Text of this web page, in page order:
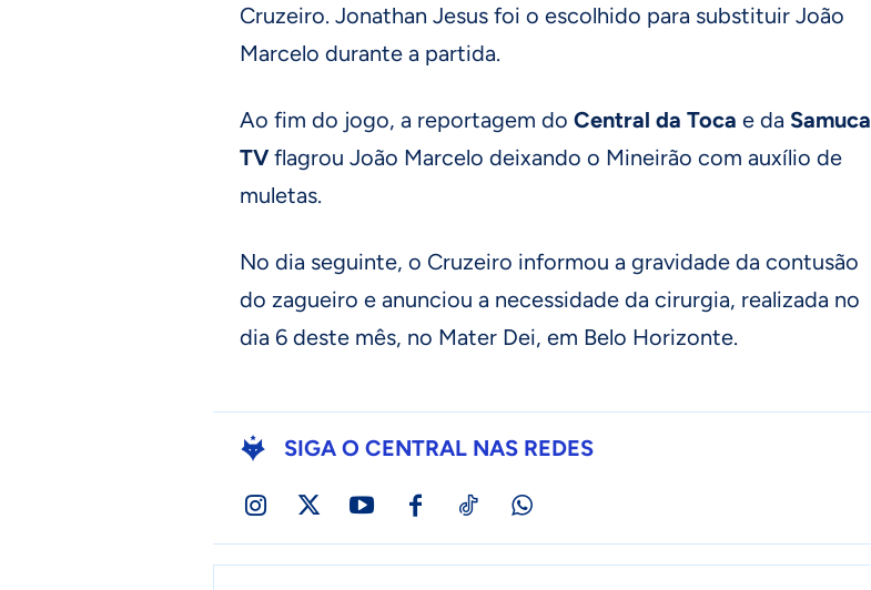
Cruzeiro. Jonathan Jesus foi o escolhido para substituir João
Marcelo durante a partida.
Ao fim do jogo, a reportagem do Central da Toca e da Samuca
TVflagrou João Marcelo deixando o Mineirão com auxílio de
muletas.
No dia seguinte, o Cruzeiro informou a gravidade da contusão
do zagueiro e anunciou a necessidade da cirurgia, realizada no
dia 6 deste mês, no Mater Dei, em Belo Horizonte.
SIGA O CENTRAL NAS REDES